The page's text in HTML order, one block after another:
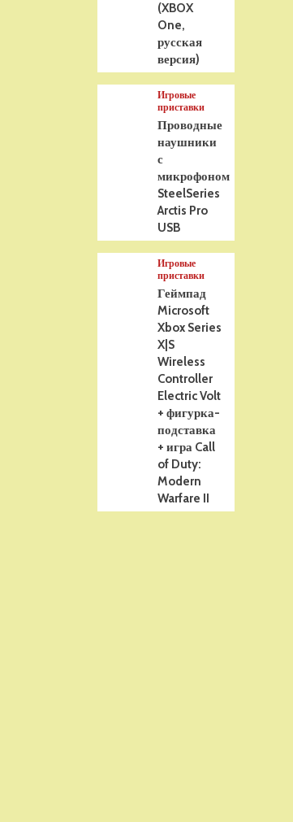
(XBOX
One,
русская
версия)
Игровые
приставки
Проводные
наушники
с
микрофоном
SteelSeries
Arctis Pro
USB
Игровые
приставки
Геймпад
Microsoft
Xbox Series
X|S
Wireless
Controller
Electric Volt
+ фигурка-
подставка
+ игра Call
of Duty:
Modern
Warfare II